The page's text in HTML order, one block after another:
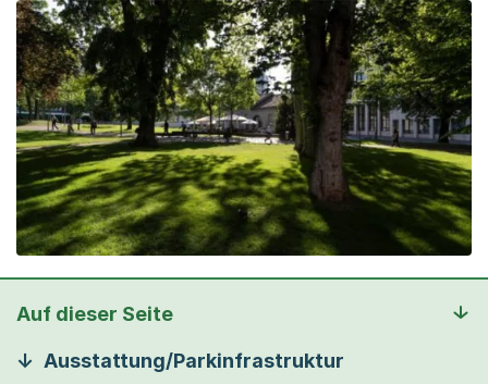
Auf dieser Seite
Ausstattung/Parkinfrastruktur